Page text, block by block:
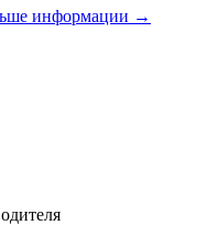
информации →